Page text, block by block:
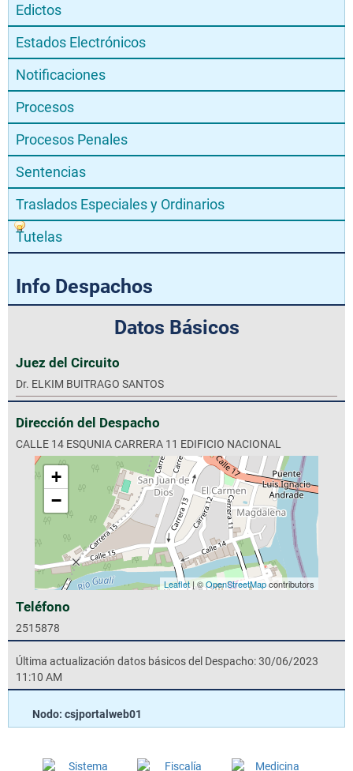
Edictos
Estados Electrónicos
Notificaciones
Procesos
Procesos Penales
Sentencias
Traslados Especiales y Ordinarios
Tutelas
Info Despachos
Datos Básicos
Juez del Circuito
Dr. ELKIM BUITRAGO SANTOS
Dirección del Despacho
CALLE 14 ESQUNIA CARRERA 11 EDIFICIO NACIONAL
+
−
Leaflet| ©OpenStreetMapcontributors
Teléfono
2515878
Última actualización datos básicos del Despacho: 30/06/2023
11:10 AM
Nodo: csjportalweb01